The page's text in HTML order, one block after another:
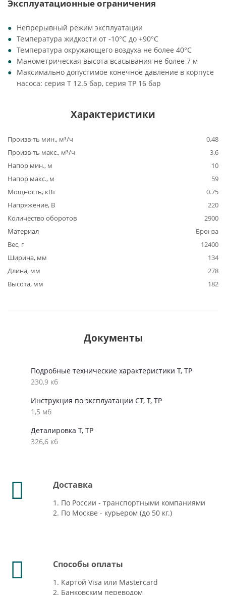
Эксплуатационные ограничения
Непрерывный режим эксплуатации
Температура жидкости от -10°C до +90°C
Температура окружающего воздуха не более 40°C
Манометрическая высота всасывания не более 7 м
Максимально допустимое конечное давление в корпусе
насоса: серия Т 12.5 бар, серия TP 16 бар
Характеристики
Произв-ть мин., м³/ч
0.48
Произв-ть макс., м³/ч
3.6
Напор мин., м
10
Напор макс., м
59
Мощность, кВт
0.75
Напряжение, В
220
Количество оборотов
2900
Материал
Бронза
Вес, г
12400
Ширина, мм
134
Длина, мм
278
Высота, мм
182
Документы
Подробные технические характеристики Т, ТР
230,9 кб
Инструкция по эксплуатации СТ, Т, ТР
1,5 мб
Деталировка Т, ТР
326,6 кб
Доставка
1. По России - транспортными компаниями
2. По Москве - курьером (до 50 кг.)
Способы оплаты
1. Картой Visa или Mastercard
2. Банковским переводом